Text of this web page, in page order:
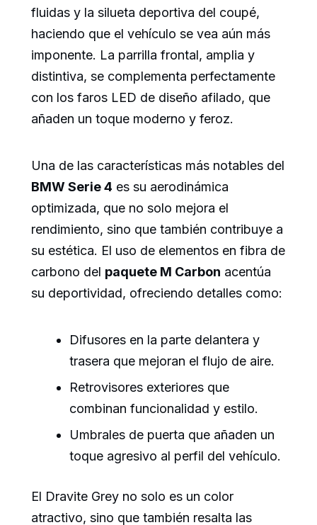
fluidas y la silueta deportiva del coupé,
haciendo que el vehículo se vea aún más
imponente. La parrilla frontal, amplia y
distintiva, se complementa perfectamente
con los faros LED de diseño afilado, que
añaden un toque moderno y feroz.
Una de las características más notables del
BMW Serie 4 es su aerodinámica
optimizada, que no solo mejora el
rendimiento, sino que también contribuye a
su estética. El uso de elementos en fibra de
carbono del paquete M Carbon acentúa
su deportividad, ofreciendo detalles como:
Difusores en la parte delantera y
trasera que mejoran el flujo de aire.
Retrovisores exteriores que
combinan funcionalidad y estilo.
Umbrales de puerta que añaden un
toque agresivo al perfil del vehículo.
El Dravite Grey no solo es un color
atractivo, sino que también resalta las